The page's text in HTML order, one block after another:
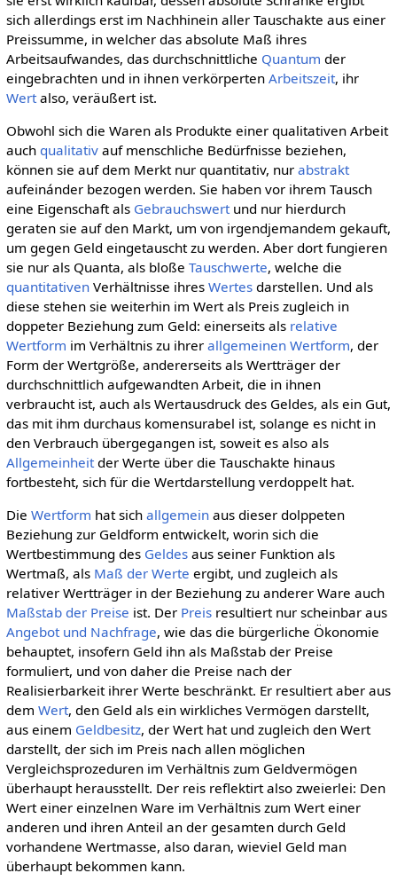
sich allerdings erst im Nachhinein aller Tauschakte aus einer
Preissumme, in welcher das absolute Maß ihres
Arbeitsaufwandes, das durchschnittliche Quantum der
eingebrachten und in ihnen verkörperten Arbeitszeit, ihr
Wertalso, veräußert ist.
Obwohl sich die Waren als Produkte einer qualitativen Arbeit
auch qualitativauf menschliche Bedürfnisse beziehen,
können sie auf dem Merkt nur quantitativ, nur abstrakt
aufeinánder bezogen werden. Sie haben vor ihrem Tausch
eine Eigenschaft als Gebrauchswertund nur hierdurch
geraten sie auf den Markt, um von irgendjemandem gekauft,
um gegen Geld eingetauscht zu werden. Aber dort fungieren
sie nur als Quanta, als bloße Tauschwerte, welche die
quantitativenVerhältnisse ihres Wertesdarstellen. Und als
diese stehen sie weiterhin im Wert als Preis zugleich in
doppeter Beziehung zum Geld: einerseits als relative
Wertform im Verhältnis zu ihrer allgemeinen Wertform, der
Form der Wertgröße, andererseits als Wertträger der
durchschnittlich aufgewandten Arbeit, die in ihnen
verbraucht ist, auch als Wertausdruck des Geldes, als ein Gut,
das mit ihm durchaus komensurabel ist, solange es nicht in
den Verbrauch übergegangen ist, soweit es also als
Allgemeinheitder Werte über die Tauschakte hinaus
fortbesteht, sich für die Wertdarstellung verdoppelt hat.
Die Wertform hat sich allgemeinaus dieser dolppeten
Beziehung zur Geldform entwickelt, worin sich die
Wertbestimmung des Geldesaus seiner Funktion als
Wertmaß, als Maß der Werte ergibt, und zugleich als
relativer Wertträger in der Beziehung zu anderer Ware auch
Maßstab der Preise ist. Der Preisresultiert nur scheinbar aus
Angebot und Nachfrage, wie das die bürgerliche Ökonomie
behauptet, insofern Geld ihn als Maßstab der Preise
formuliert, und von daher die Preise nach der
Realisierbarkeit ihrer Werte beschränkt. Er resultiert aber aus
dem Wert, den Geld als ein wirkliches Vermögen darstellt,
aus einem Geldbesitz, der Wert hat und zugleich den Wert
darstellt, der sich im Preis nach allen möglichen
Vergleichsprozeduren im Verhältnis zum Geldvermögen
überhaupt herausstellt. Der reis reflektirt also zweierlei: Den
Wert einer einzelnen Ware im Verhältnis zum Wert einer
anderen und ihren Anteil an der gesamten durch Geld
vorhandene Wertmasse, also daran, wieviel Geld man
überhaupt bekommen kann.